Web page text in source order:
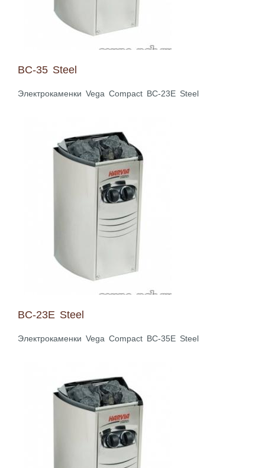
BC-35 Steel
Электрокаменки Vega Compact BC-23E Steel
BC-23E Steel
Электрокаменки Vega Compact BC-35E Steel